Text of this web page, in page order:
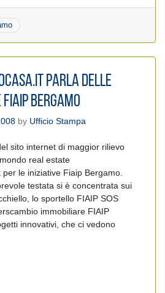
PARLA DELLE
BERGAMO
by Ufficio Stampa
sito internet di maggior rilievo
real estate
per le iniziative Fiaip Bergamo.
testata si è concentrata sui
lo sportello FIAIP SOS
immobiliare FIAIP
innovativi, che ci vedono